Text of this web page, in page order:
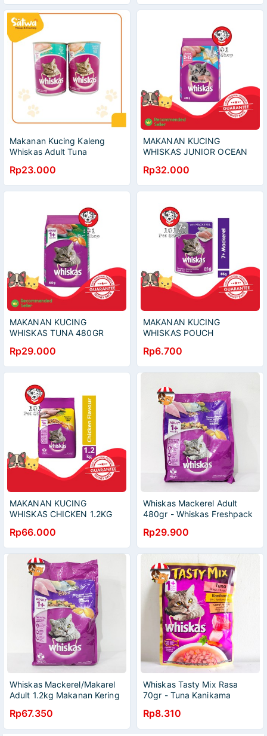
Makanan Kucing Kaleng
Whiskas Adult Tuna
Rp23.000
MAKANAN KUCING
WHISKAS JUNIOR OCEAN
Rp32.000
MAKANAN KUCING
WHISKAS TUNA 480GR
Rp29.000
MAKANAN KUCING
WHISKAS POUCH
85GR
Rp6.700
MAKANAN KUCING
WHISKAS CHICKEN 1.2KG
Rp66.000
Whiskas Mackerel Adult
480gr - Whiskas Freshpack
Rp29.900
Whiskas Mackerel/Makarel
Adult 1.2kg Makanan Kering
Rp67.350
Whiskas Tasty Mix Rasa
70gr - Tuna Kanikama
Rp8.310